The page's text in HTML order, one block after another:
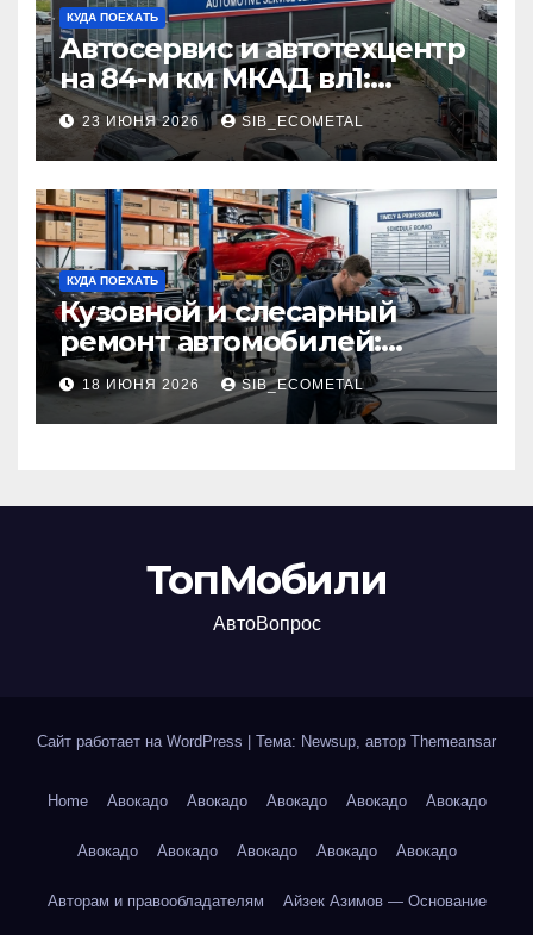
КУДА ПОЕХАТЬ
Автосервис и автотехцентр
на 84-м км МКАД вл1:
описание услуг и режим
работы
23 ИЮНЯ 2026 SIB_ECOMETAL
КУДА ПОЕХАТЬ
Кузовной и слесарный
ремонт автомобилей:
наличие оригинальных
запчастей производителя
и сроки выполнения работ
18 ИЮНЯ 2026 SIB_ECOMETAL
ТопМобили
АвтоВопрос
Сайт работает на WordPress Тема: Newsup, автор Themeansar
Home Авокадо Авокадо Авокадо Авокадо Авокадо
Авокадо Авокадо Авокадо Авокадо Авокадо
Авторам и правообладателям Айзек Азимов — Основание